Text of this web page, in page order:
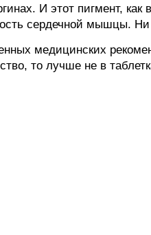
И этот пигмент,
сердечной мышцы.
медицинских
то лучше не в